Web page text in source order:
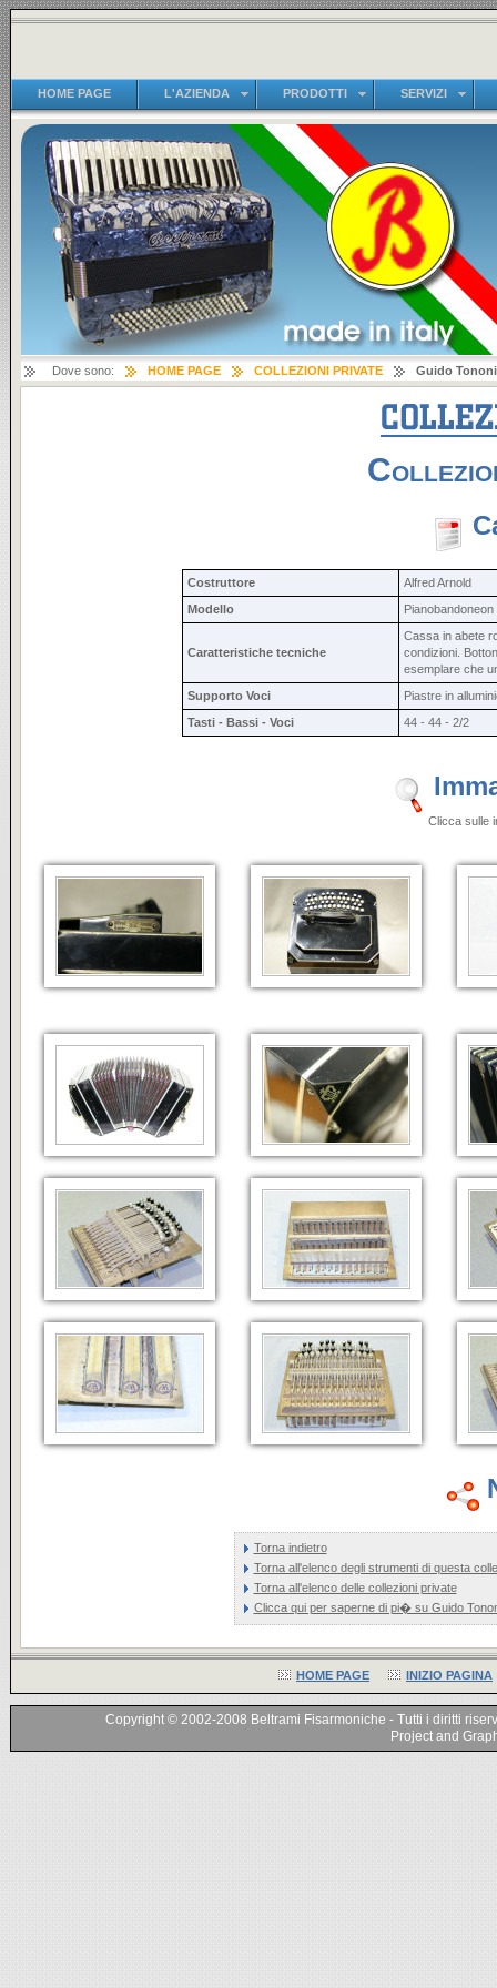
HOME PAGE L'AZIENDA PRODOTTI SERVIZI
Dove sono: HOME PAGE COLLEZIONI PRIVATE Guido Tononi
Costruttore
Alfred Arnold
Modello
Pianobandoneon
Caratteristiche tecniche
Cassa in abete
condizioni.
esemplare che
Supporto Voci
Piastre in
Tasti - Bassi - Voci
44 - 44 - 2/2
Clicca sulle
Torna indietro
Torna all'elenco degli strumenti di questa
Torna all'elenco delle collezioni private
Clicca qui per saperne di pi� su Guido
HOME PAGE INIZIO PAGINA
Copyright © 2002-2008 Beltrami Fisarmoniche - Tutti i diritti
Project and